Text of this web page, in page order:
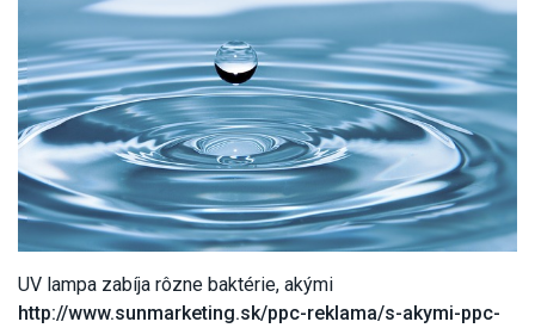
UV lampa zabíja rôzne baktérie, akými
http://www.sunmarketing.sk/ppc-reklama/s-akymi-ppc-